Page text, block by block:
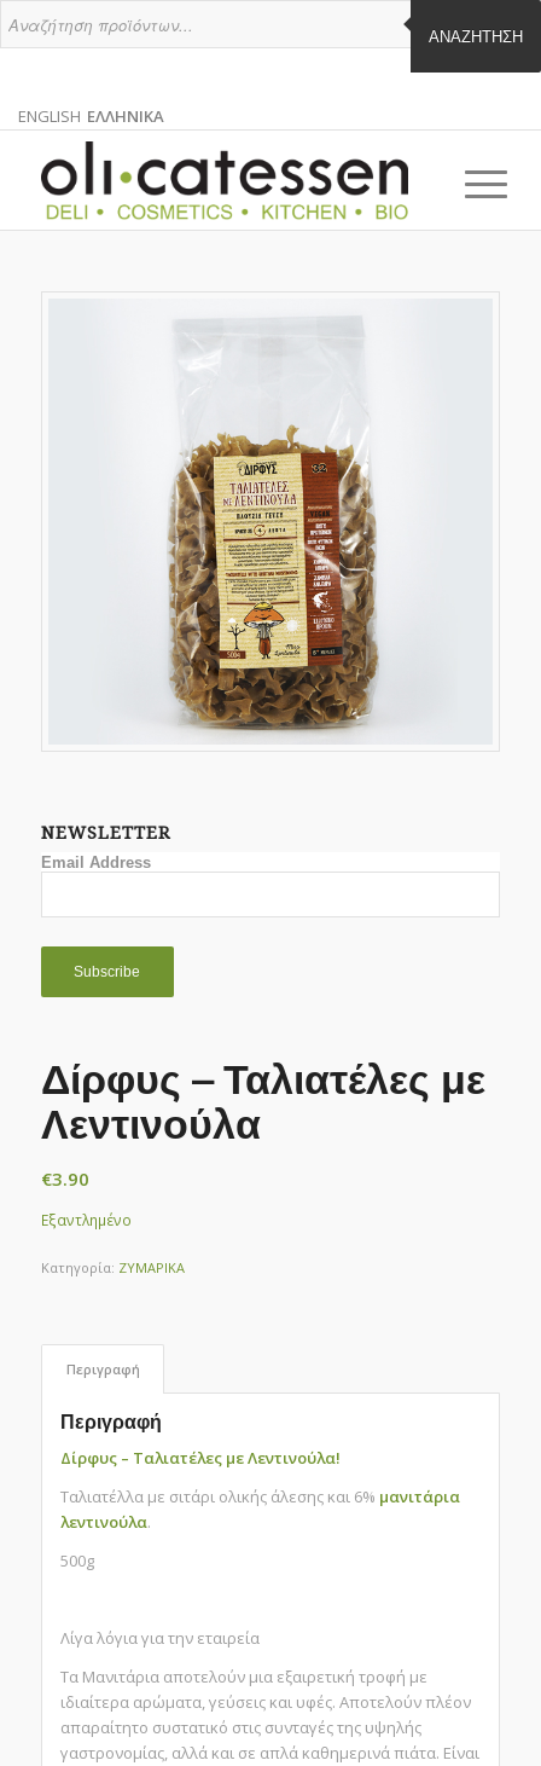
ΑΝΑΖΉΤΗΣΗ
ENGLISH
ΑΓΓΛΙΚΑ
ΕΛΛΗΝΙΚΑ
ΕΛΛΗΝΙΚΑ
EL
NEWSLETTER
Email Address
Δίρφυς – Ταλιατέλες με
Λεντινούλα
€3.90
Εξαντλημένο
Κατηγορία: ΖΥΜΑΡΙΚΑ
Περιγραφή
Περιγραφή
Δίρφυς – Ταλιατέλες με Λεντινούλα!
Ταλιατέλλα με σιτάρι ολικής άλεσης και 6% μανιτάρια
λεντινούλα.
500g
Λίγα λόγια για την εταιρεία
Τα Μανιτάρια αποτελούν μια εξαιρετική τροφή με
ιδιαίτερα αρώματα, γεύσεις και υφές. Αποτελούν πλέον
απαραίτητο συστατικό στις συνταγές της υψηλής
γαστρονομίας, αλλά και σε απλά καθημερινά πιάτα. Είναι